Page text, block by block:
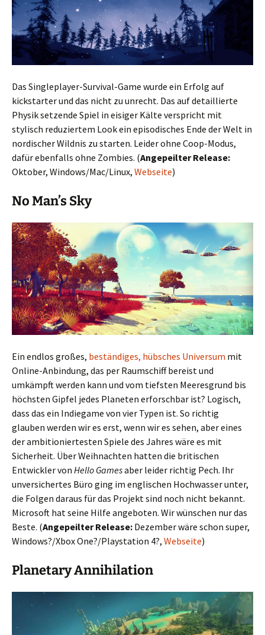
Das Singleplayer-Survival-Game wurde ein Erfolg auf
kickstarter und das nicht zu unrecht. Das auf detaillierte
Physik setzende Spiel in eisiger Kälte verspricht mit
stylisch reduziertem Look ein episodisches Ende der Welt in
nordischer Wildnis zu starten. Leider ohne Coop-Modus,
dafür ebenfalls ohne Zombies. (Angepeilter Release:
Oktober, Windows/Mac/Linux, Webseite)
No Man’s Sky
Ein endlos großes, beständiges, hübsches Universum mit
Online-Anbindung, das per Raumschiff bereist und
umkämpft werden kann und vom tiefsten Meeresgrund bis
höchsten Gipfel jedes Planeten erforschbar ist? Logisch,
dass das ein Indiegame von vier Typen ist. So richtig
glauben werden wir es erst, wenn wir es sehen, aber eines
der ambitioniertesten Spiele des Jahres wäre es mit
Sicherheit. Über Weihnachten hatten die britischen
Entwickler von Hello Gamesaber leider richtig Pech. Ihr
unversichertes Büro ging im englischen Hochwasser unter,
die Folgen daraus für das Projekt sind noch nicht bekannt.
Microsoft hat seine Hilfe angeboten. Wir wünschen nur das
Beste. (Angepeilter Release: Dezember wäre schon super,
Windows?/Xbox One?/Playstation 4?, Webseite)
Planetary Annihilation